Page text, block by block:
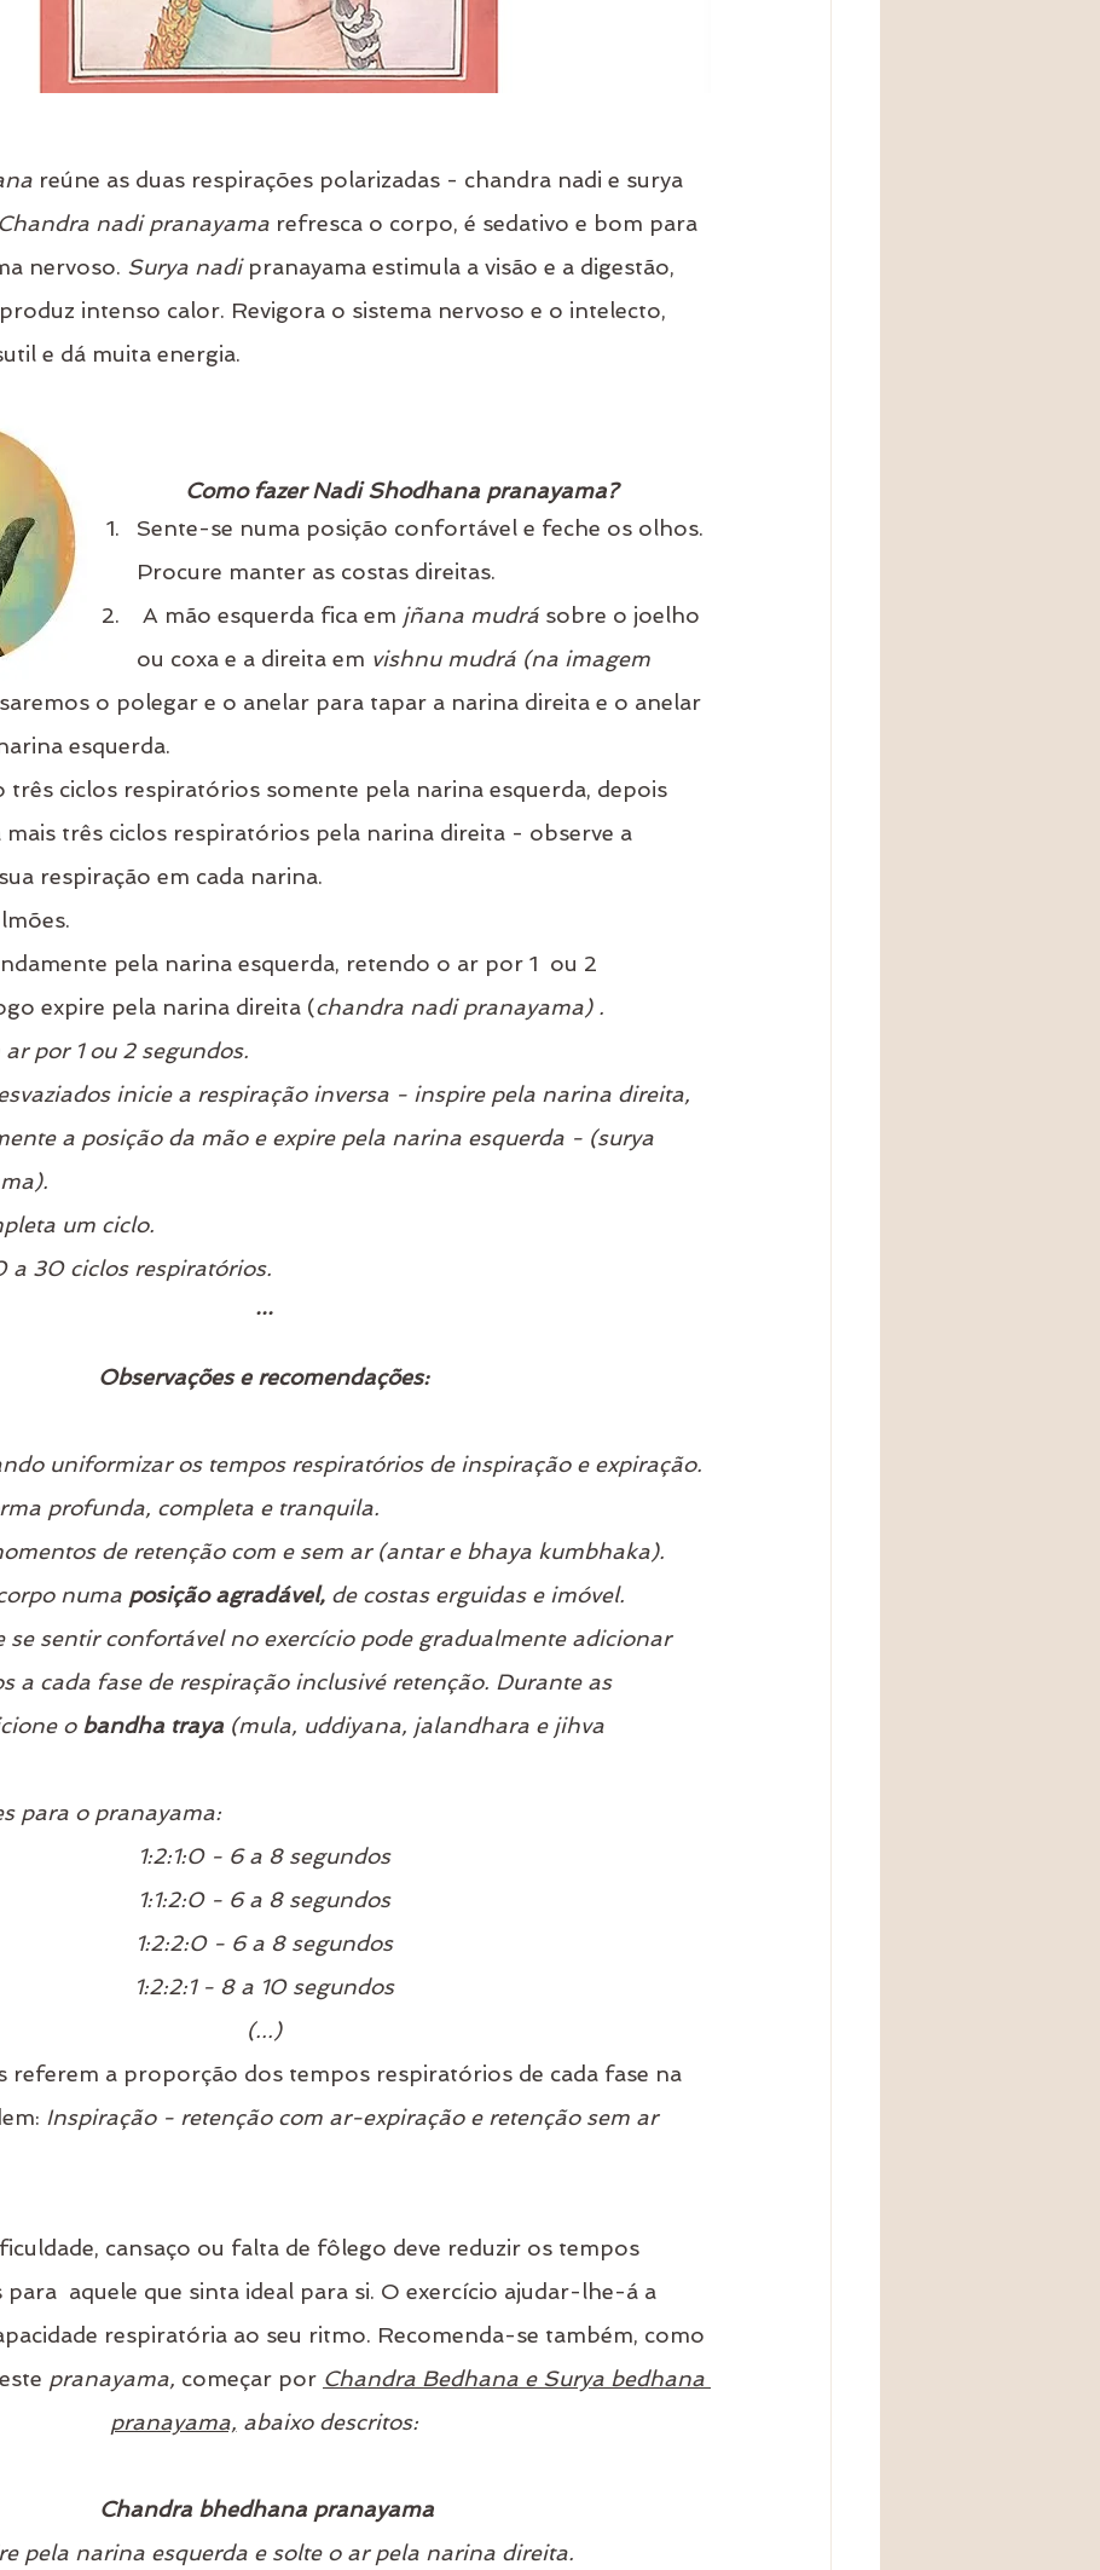
reúne as duas respirações polarizadas - chandra nadi e surya
Chandra nadi pranayama refresca o corpo, é sedativo e bom para
nervoso. Surya nadi pranayama estimula a visão e a digestão,
intenso calor. Revigora o sistema nervoso e o intelecto,
e dá muita energia.
Como fazer Nadi Shodhana pranayama?
Sente-se numa posição confortável e feche os olhos.
Procure manter as costas direitas.
A mão esquerda fica em jñana mudrá sobre o joelho
ou coxa e a direita em vishnu mudrá (na imagem
o polegar e o anelar para tapar a narina direita e o anelar
esquerda.
três ciclos respiratórios somente pela narina esquerda, depois
mais três ciclos respiratórios pela narina direita - observe a
respiração em cada narina.
pela narina esquerda, retendo o ar por 1  ou 2
expire pela narina direita (chandra nadi pranayama) .
por 1 ou 2 segundos.
inicie a respiração inversa - inspire pela narina direita,
a posição da mão e expire pela narina esquerda - (surya
um ciclo.
a 30 ciclos respiratórios.
...
Observações e recomendações:
uniformizar os tempos respiratórios de inspiração e expiração.
profunda, completa e tranquila.
de retenção com e sem ar (antar e bhaya kumbhaka).
numa posição agradável, de costas erguidas e imóvel.
se sentir confortável no exercício pode gradualmente adicionar
a cada fase de respiração inclusivé retenção. Durante as
o bandha traya (mula, uddiyana, jalandhara e jihva
para o pranayama:
1:2:1:0 - 6 a 8 segundos
1:1:2:0 - 6 a 8 segundos
1:2:2:0 - 6 a 8 segundos
1:2:2:1 - 8 a 10 segundos
(...)
referem a proporção dos tempos respiratórios de cada fase na
Inspiração - retenção com ar-expiração e retenção sem ar
cansaço ou falta de fôlego deve reduzir os tempos
aquele que sinta ideal para si. O exercício ajudar-lhe-á a
respiratória ao seu ritmo. Recomenda-se também, como
pranayama, começar por Chandra Bedhana e Surya bedhana
pranayama, abaixo descritos:
Chandra bhedhana pranayama
pela narina esquerda e solte o ar pela narina direita.